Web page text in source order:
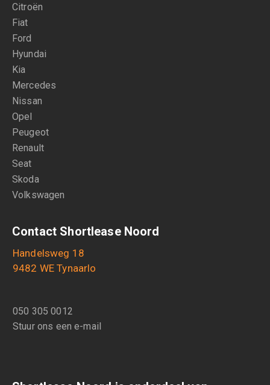
Citroën
Fiat
Ford
Hyundai
Kia
Mercedes
Nissan
Opel
Peugeot
Renault
Seat
Skoda
Volkswagen
Contact Shortlease Noord
Handelsweg 18
9482 WE Tynaarlo
050 305 0012
Stuur ons een e-mail